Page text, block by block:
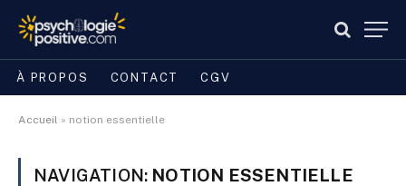
À PROPOS CONTACT CGV
Accueil » notion essentielle
NAVIGATION: NOTION ESSENTIELLE